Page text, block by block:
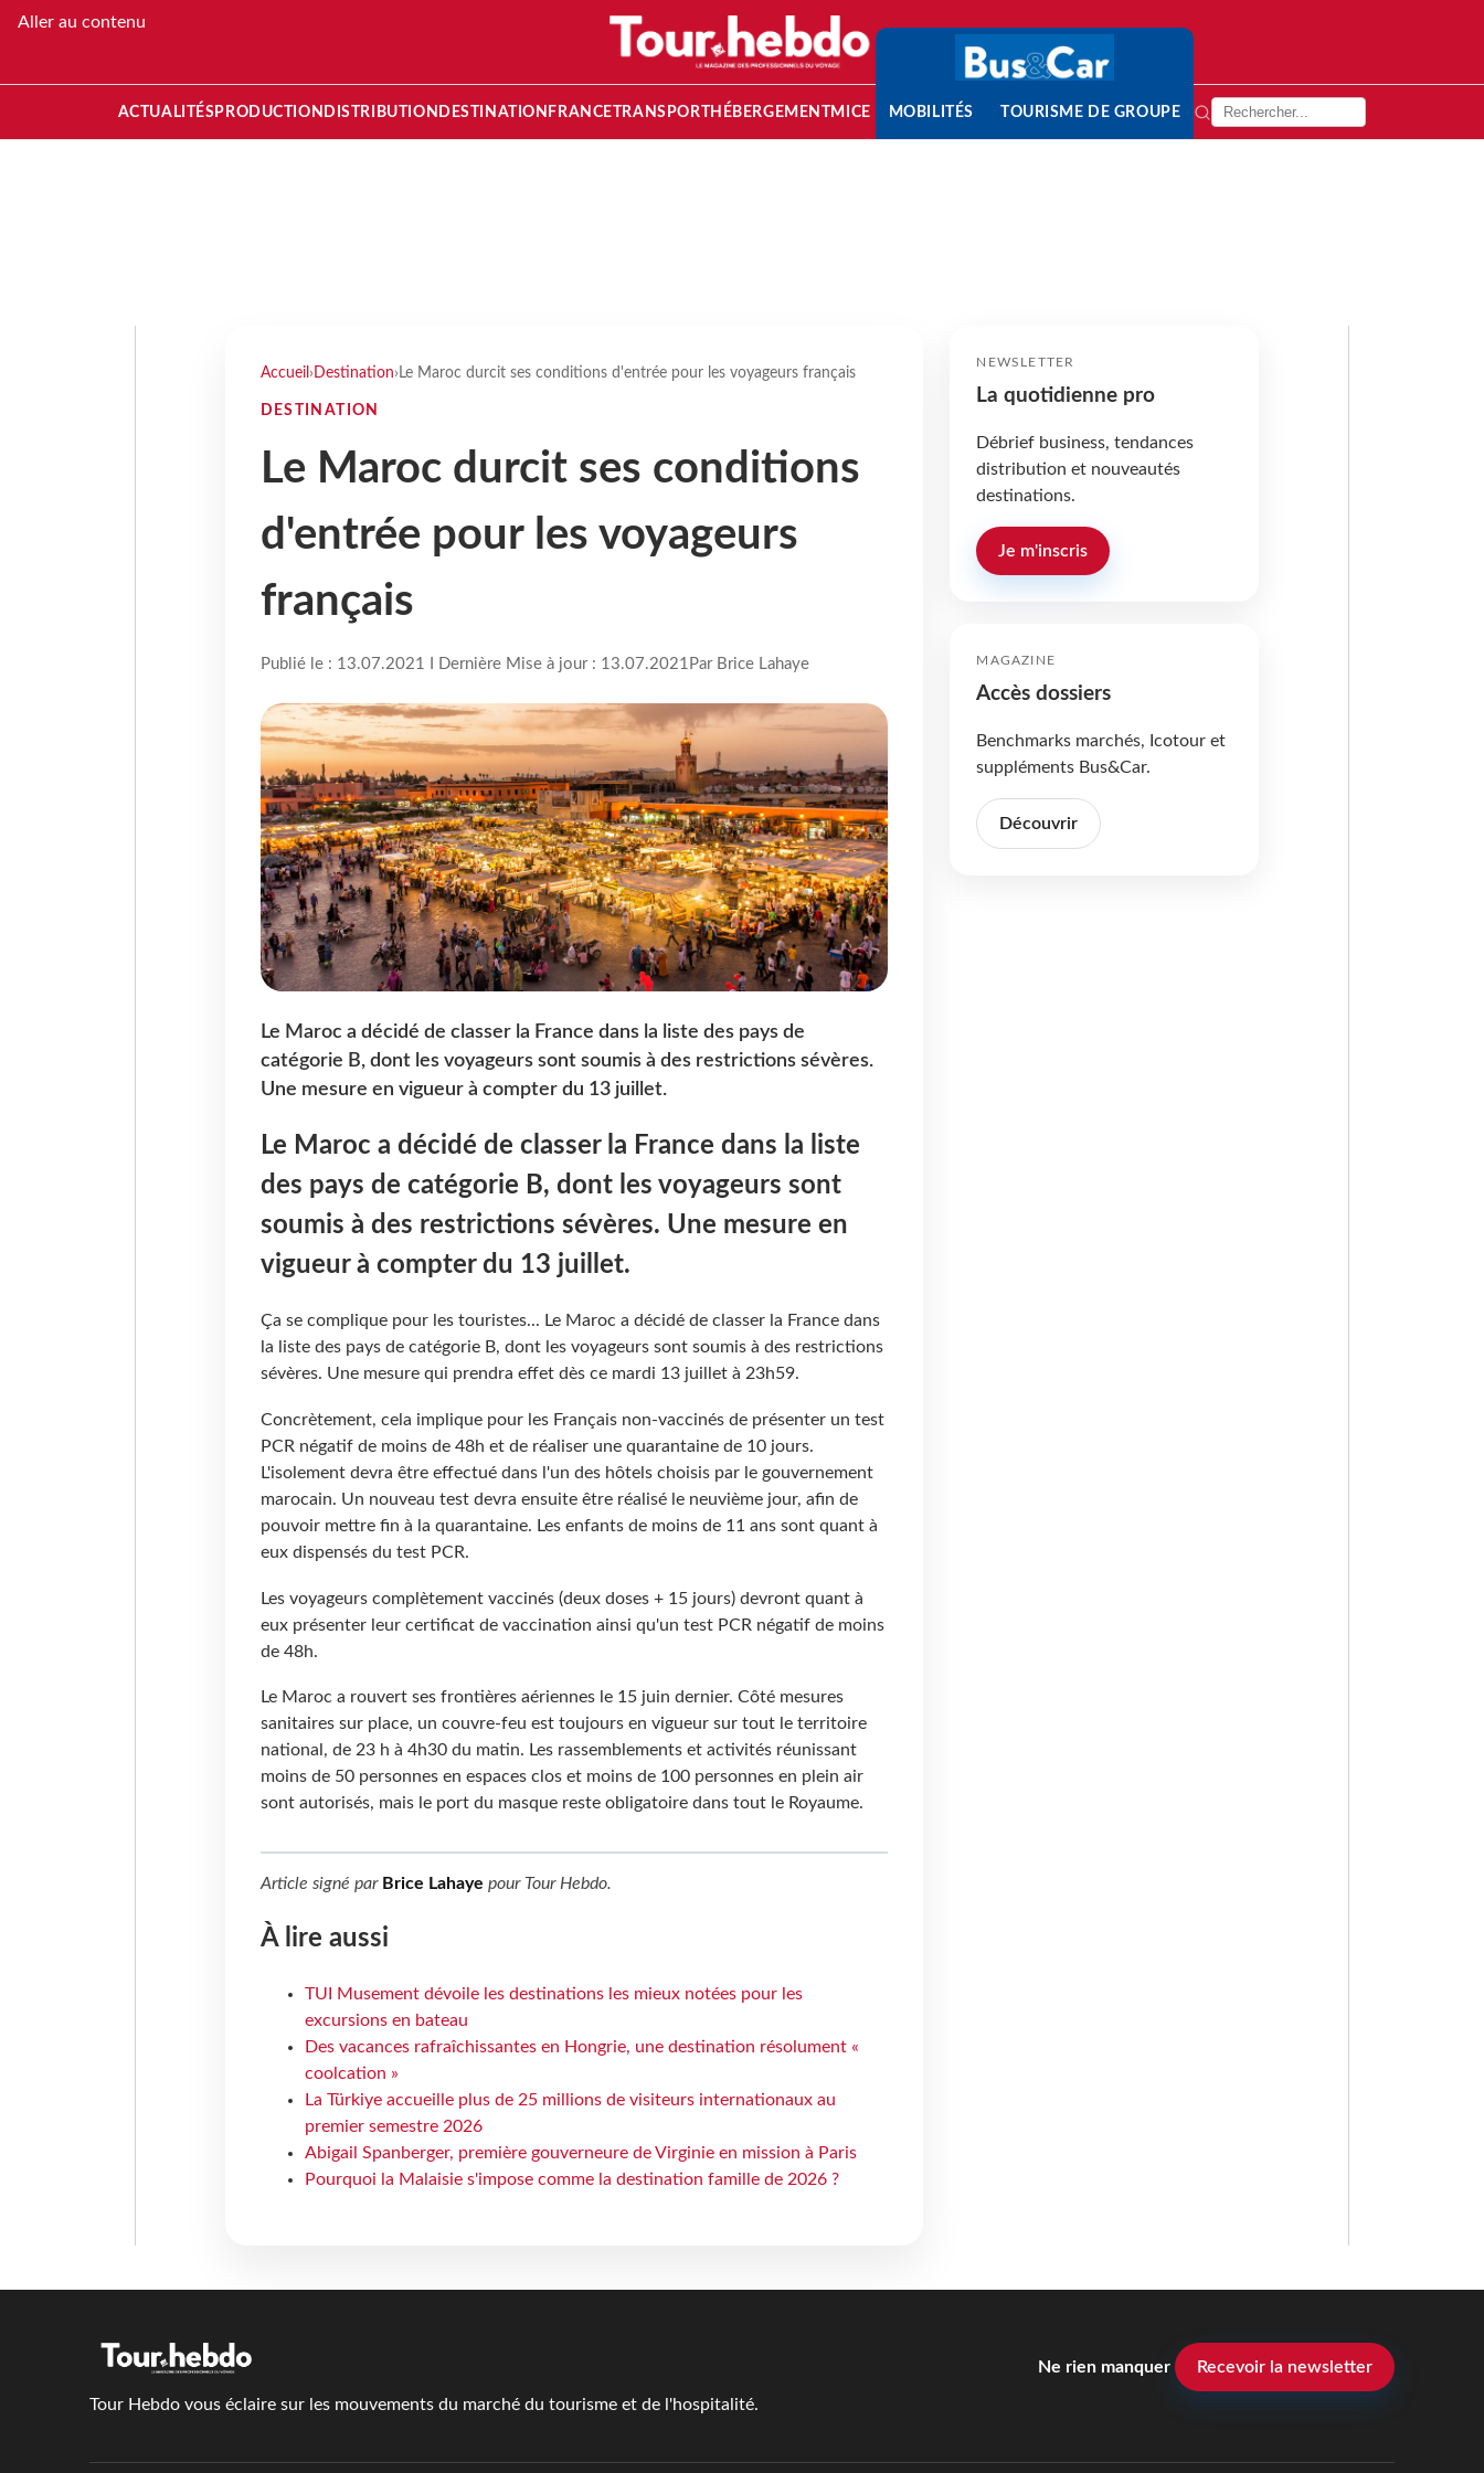
Aller au contenu
ACTUALITÉS PRODUCTION DISTRIBUTION DESTINATION FRANCETRANSPORT HÉBERGEMENTMICE MOBILITÉS TOURISME DE GROUPE
Accueil › Destination› Le Maroc durcit ses conditions d'entrée pour les voyageurs français
DESTINATION
Le Maroc durcit ses conditions
d'entrée pour les voyageurs
français
Publié le : 13.07.2021 I Dernière Mise à jour : 13.07.2021 Par Brice Lahaye
Le Maroc a décidé de classer la France dans la liste des pays de
catégorie B, dont les voyageurs sont soumis à des restrictions sévères.
Une mesure en vigueur à compter du 13 juillet.
Le Maroc a décidé de classer la France dans la liste
des pays de catégorie B, dont les voyageurs sont
soumis à des restrictions sévères. Une mesure en
vigueur à compter du 13 juillet.
Ça se complique pour les touristes... Le Maroc a décidé de classer la France dans
la liste des pays de catégorie B, dont les voyageurs sont soumis à des restrictions
sévères. Une mesure qui prendra effet dès ce mardi 13 juillet à 23h59.
Concrètement, cela implique pour les Français non-vaccinés de présenter un test
PCR négatif de moins de 48h et de réaliser une quarantaine de 10 jours.
L'isolement devra être effectué dans l'un des hôtels choisis par le gouvernement
marocain. Un nouveau test devra ensuite être réalisé le neuvième jour, afin de
pouvoir mettre fin à la quarantaine. Les enfants de moins de 11 ans sont quant à
eux dispensés du test PCR.
Les voyageurs complètement vaccinés (deux doses + 15 jours) devront quant à
eux présenter leur certificat de vaccination ainsi qu'un test PCR négatif de moins
de 48h.
Le Maroc a rouvert ses frontières aériennes le 15 juin dernier. Côté mesures
sanitaires sur place, un couvre-feu est toujours en vigueur sur tout le territoire
national, de 23 h à 4h30 du matin. Les rassemblements et activités réunissant
moins de 50 personnes en espaces clos et moins de 100 personnes en plein air
sont autorisés, mais le port du masque reste obligatoire dans tout le Royaume.
Article signé par Brice Lahaye pour Tour Hebdo.
À lire aussi
TUI Musement dévoile les destinations les mieux notées pour les
excursions en bateau
Des vacances rafraîchissantes en Hongrie, une destination résolument «
coolcation »
La Türkiye accueille plus de 25 millions de visiteurs internationaux au
premier semestre 2026
Abigail Spanberger, première gouverneure de Virginie en mission à Paris
Pourquoi la Malaisie s'impose comme la destination famille de 2026 ?
NEWSLETTER
La quotidienne pro
Débrief business, tendances
distribution et nouveautés
destinations.
Je m'inscris
MAGAZINE
Accès dossiers
Benchmarks marchés, Icotour et
suppléments Bus&Car.
Découvrir
Tour Hebdo vous éclaire sur les mouvements du marché du tourisme et de l'hospitalité.
Ne rien manquer Recevoir la newsletter